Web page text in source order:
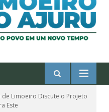
de Limoeiro Discute o Projeto
Este